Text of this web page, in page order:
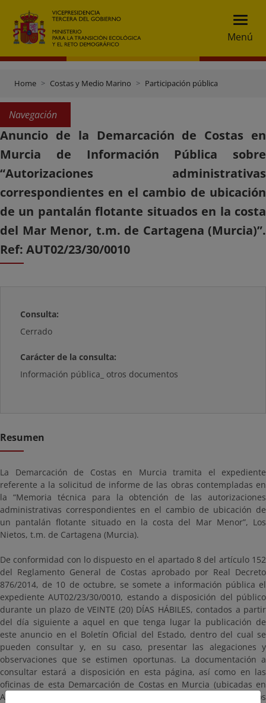
Menú
Home Costas y Medio Marino Participación pública
Navegación
Anuncio de la Demarcación de Costas en
Murcia de Información Pública sobre
“Autorizaciones administrativas
correspondientes en el cambio de ubicación
de un pantalán flotante situados en la costa
del Mar Menor, t.m. de Cartagena (Murcia)”.
Ref: AUT02/23/30/0010
Consulta:
Cerrado
Carácter de la consulta:
Información pública_ otros documentos
Resumen
La Demarcación de Costas en Murcia tramita el expediente
referente a la solicitud de informe de las obras contempladas en
la “Memoria técnica para la obtención de las autorizaciones
administrativas correspondientes en el cambio de ubicación de
un pantalán flotante situado en la costa del Mar Menor”, Los
Nietos, t.m. de Cartagena (Murcia).
De conformidad con lo dispuesto en el apartado 8 del artículo 152
del Reglamento General de Costas aprobado por Real Decreto
876/2014, de 10 de octubre, se somete a información pública el
expediente AUT02/23/30/0010, estando a disposición del público
durante un plazo de VEINTE (20) DÍAS HÁBILES, contados a partir
del día siguiente a aquel en que tenga lugar la publicación de
este anuncio en el Boletín Oficial del Estado, dentro del cual se
pueden consultar y, en su caso, presentar las alegaciones y
observaciones que se estimen oportunas. La documentación a
consultar estará a disposición en esta página, así como en las
oficinas de esta Demarcación de Costas en Murcia (ubicadas en
Avenida Alfonso X “El Sabio”, 6 - 1ª planta. Edificio de Servicios